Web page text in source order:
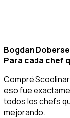
Bogdan
Para cada chef
Compré
eso fue
todos los chefs
mejorando.